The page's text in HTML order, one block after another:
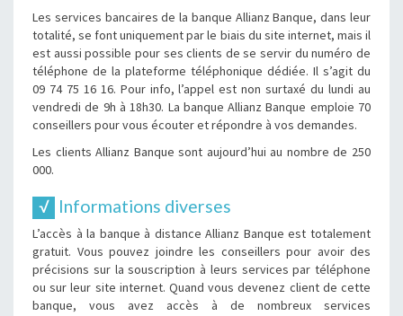
Les services bancaires de la banque Allianz Banque, dans leur
totalité, se font uniquement par le biais du site internet, mais il
est aussi possible pour ses clients de se servir du numéro de
téléphone de la plateforme téléphonique dédiée. Il s’agit du
09 74 75 16 16. Pour info, l’appel est non surtaxé du lundi au
vendredi de 9h à 18h30. La banque Allianz Banque emploie 70
conseillers pour vous écouter et répondre à vos demandes.
Les clients Allianz Banque sont aujourd’hui au nombre de 250
000.
Informations diverses
L’accès à la banque à distance Allianz Banque est totalement
gratuit. Vous pouvez joindre les conseillers pour avoir des
précisions sur la souscription à leurs services par téléphone
ou sur leur site internet. Quand vous devenez client de cette
banque, vous avez accès à de nombreux services